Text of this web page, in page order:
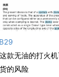
款无油的打火
的风险